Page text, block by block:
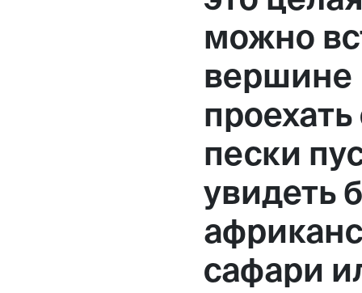
Большая
вход 10, 3 этаж, КП «Дизайн
можно
вершине
пески
увидеть
сафари